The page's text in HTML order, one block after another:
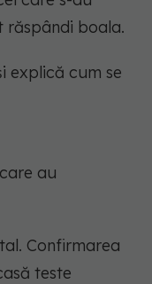
răspândi boala.
explică cum se
au
Confirmarea
teste